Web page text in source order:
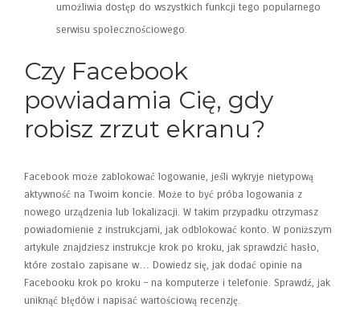
umożliwia dostęp do wszystkich funkcji tego popularnego
serwisu społecznościowego.
Czy Facebook
powiadamia Cię, gdy
robisz zrzut ekranu?
Facebook może zablokować logowanie, jeśli wykryje nietypową
aktywność na Twoim koncie. Może to być próba logowania z
nowego urządzenia lub lokalizacji. W takim przypadku otrzymasz
powiadomienie z instrukcjami, jak odblokować konto. W poniższym
artykule znajdziesz instrukcje krok po kroku, jak sprawdzić hasło,
które zostało zapisane w… Dowiedz się, jak dodać opinie na
Facebooku krok po kroku – na komputerze i telefonie. Sprawdź, jak
uniknąć błędów i napisać wartościową recenzję.